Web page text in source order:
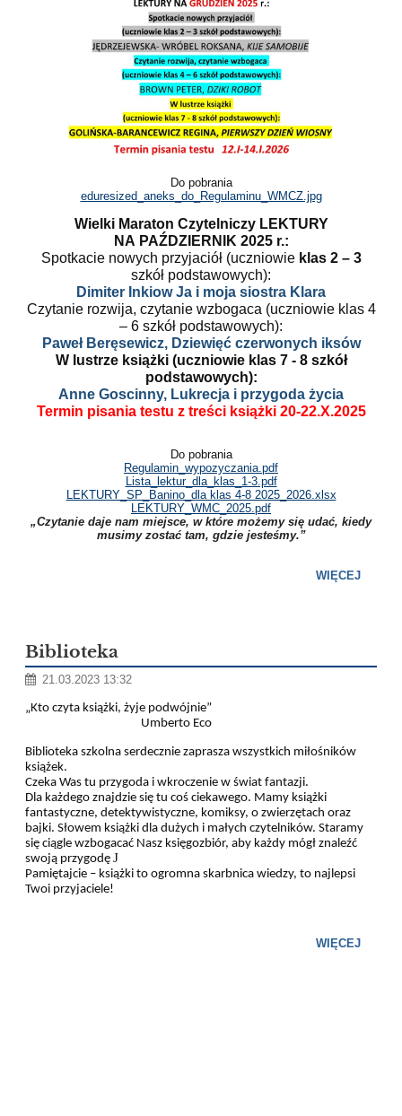
Do pobrania
eduresized_aneks_do_Regulaminu_WMCZ.jpg
Wielki Maraton Czytelniczy LEKTURY
NA PAŹDZIERNIK 2025 r.:
Spotkacie nowych przyjaciół (uczniowie klas 2 – 3
szkół podstawowych):
Dimiter Inkiow Ja i moja siostra Klara
Czytanie rozwija, czytanie wzbogaca (uczniowie klas 4
– 6 szkół podstawowych):
Paweł Beręsewicz, Dziewięć czerwonych iksów
W lustrze książki (uczniowie klas 7 - 8 szkół
podstawowych):
Anne Goscinny, Lukrecja i przygoda życia
Termin pisania testu z treści książki 20-22.X.2025
Do pobrania
Regulamin_wypozyczania.pdf
Lista_lektur_dla_klas_1-3.pdf
LEKTURY_SP_Banino_dla klas 4-8 2025_2026.xlsx
LEKTURY_WMC_2025.pdf
„Czytanie daje nam miejsce, w które możemy się udać, kiedy
musimy zostać tam, gdzie jesteśmy.”
WIĘCEJ
Biblioteka
21.03.2023 13:32
„Kto czyta książki, żyje podwójnie”
Umberto Eco
Biblioteka szkolna serdecznie zaprasza wszystkich miłośników
książek.
Czeka Was tu przygoda i wkroczenie w świat fantazji.
Dla każdego znajdzie się tu coś ciekawego. Mamy książki
fantastyczne, detektywistyczne, komiksy, o zwierzętach oraz
bajki. Słowem książki dla dużych i małych czytelników. Staramy
się ciągle wzbogacać Nasz księgozbiór, aby każdy mógł znaleźć
swoją przygodęJ
Pamiętajcie – książki to ogromna skarbnica wiedzy, to najlepsi
Twoi przyjaciele!
WIĘCEJ